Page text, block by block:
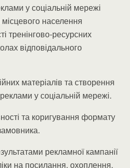
у соціальній мережі
населення
тренінгово-ресурсних
відповідального
матеріалів та створення
у соціальній мережі.
та коригування формату
рекламної кампанії
на посилання, охоплення,